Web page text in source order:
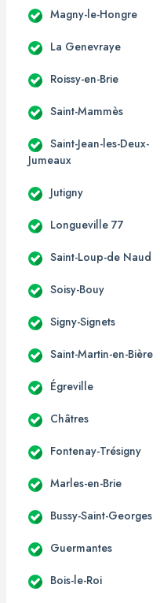
Magny-le-Hongre
La Genevraye
Roissy-en-Brie
Saint-Mammès
Saint-Jean-les-Deux-
Jumeaux
Jutigny
Longueville 77
Saint-Loup-de Naud
Soisy-Bouy
Signy-Signets
Saint-Martin-en-Bière
Égreville
Châtres
Fontenay-Trésigny
Marles-en-Brie
Bussy-Saint-Georges
Guermantes
Bois-le-Roi